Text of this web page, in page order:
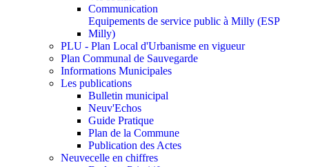
Communication
Equipements de service public à Milly (ESP
Milly)
PLU - Plan Local d'Urbanisme en vigueur
Plan Communal de Sauvegarde
Informations Municipales
Les publications
Bulletin municipal
Neuv'Echos
Guide Pratique
Plan de la Commune
Publication des Actes
Neuvecelle en chiffres